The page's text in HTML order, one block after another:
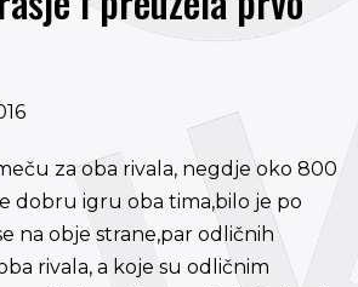
za oba rivala, negdje oko 800
dobru igru oba tima,bilo je po
na obje strane,par odličnih
rivala, a koje su odličnim